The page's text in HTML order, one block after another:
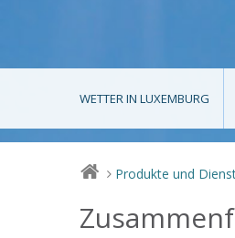
WETTER IN LUXEMBURG
> Produkte und